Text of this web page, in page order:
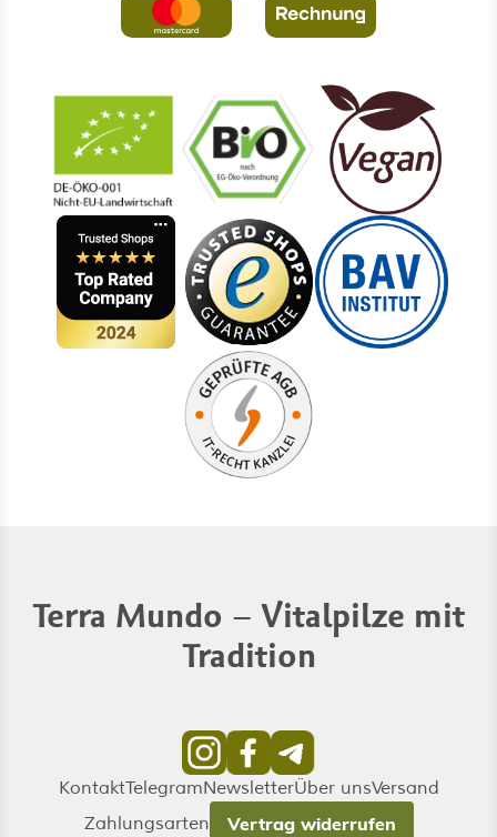
Terra Mundo – Vitalpilze mit
Tradition
KontaktTelegramNewsletterÜber unsVersand
Zahlungsarten
Vertrag widerrufen